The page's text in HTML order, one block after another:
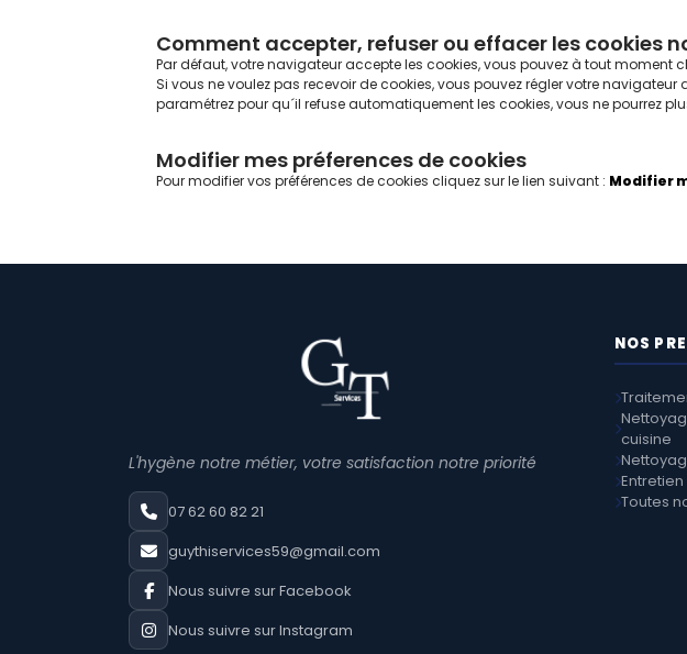
Comment accepter, refuser ou effacer les cookies
Par défaut, votre navigateur accepte les cookies, vous pouvez à tout moment
Si vous ne voulez pas recevoir de cookies, vous pouvez régler votre navigateur
paramétrez pour qu´il refuse automatiquement les cookies, vous ne pourrez
Modifier mes préferences de cookies
Pour modifier vos préférences de cookies cliquez sur le lien suivant : Modifier
L'hygène notre métier, votre satisfaction notre priorité
07 62 60 82 21
guythiservices59@gmail.com
Nous suivre sur Facebook
Nous suivre sur Instagram
NOS
cuisine
Toutes